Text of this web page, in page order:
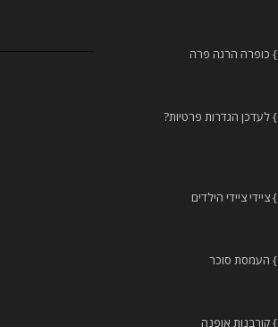
{פ114} לעדכן הגדרות פרטיות?